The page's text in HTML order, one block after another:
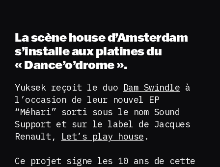
La scène house d’Amsterdam
s’installe aux platines du
« Dance’o’drome ».
Yuksek reçoit le duo Dam Swindle à
l’occasion de leur nouvel EP
“Méhari” sorti sous le nom Sound
Support et sur le label de Jacques
Renault,
Let’s play house .
Ce projet signe les 10 ans de cette